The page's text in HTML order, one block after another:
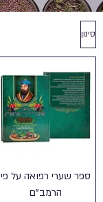
סינון
ספר שערי רפואה על פי
הרמב"ם